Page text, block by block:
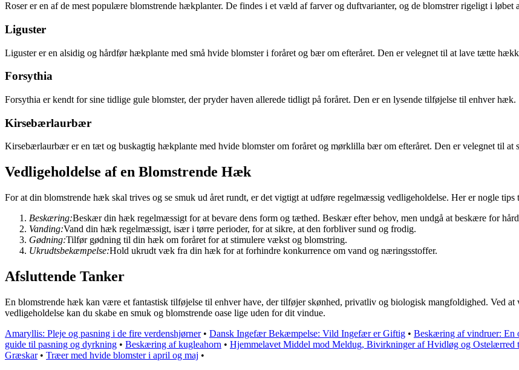
Roser er en af de mest populære blomstrende hækplanter. De findes i et væld af farver og duftvarianter, og de blomstrer rigeligt i løbet
Liguster
Liguster er en alsidig og hårdfør hækplante med små hvide blomster i foråret og bær om efteråret. Den er velegnet til at lave tætte
Forsythia
Forsythia er kendt for sine tidlige gule blomster, der pryder haven allerede tidligt på foråret. Den er en lysende tilføjelse til enhver hæk.
Kirsebærlaurbær
Kirsebærlaurbær er en tæt og buskagtig hækplante med hvide blomster om foråret og mørklilla bær om efteråret. Den er velegnet til at
Vedligeholdelse af en Blomstrende Hæk
For at din blomstrende hæk skal trives og se smuk ud året rundt, er det vigtigt at udføre regelmæssig vedligeholdelse. Her er nogle tips
Beskæring:Beskær din hæk regelmæssigt for at bevare dens form og tæthed. Beskær efter behov, men undgå at beskære for
Vanding:Vand din hæk regelmæssigt, især i tørre perioder, for at sikre, at den forbliver sund og frodig.
Gødning:Tilfør gødning til din hæk om foråret for at stimulere vækst og blomstring.
Ukrudtsbekæmpelse:Hold ukrudt væk fra din hæk for at forhindre konkurrence om vand og næringsstoffer.
Afsluttende Tanker
En blomstrende hæk kan være et fantastisk tilføjelse til enhver have, der tilføjer skønhed, privatliv og biologisk mangfoldighed. Ved
vedligeholdelse kan du skabe en smuk og blomstrende oase lige uden for dit vindue.
Amaryllis: Pleje og pasning i de fire verdenshjørner• Dansk Ingefær Bekæmpelse: Vild Ingefær er Giftig • Beskæring af vindruer: En
guide til pasning og dyrkning • Beskæring af kugleahorn • Hjemmelavet Middel mod Meldug, Bivirkninger af Hvidløg og Ostelærred
Græskar• Træer med hvide blomster i april og maj •